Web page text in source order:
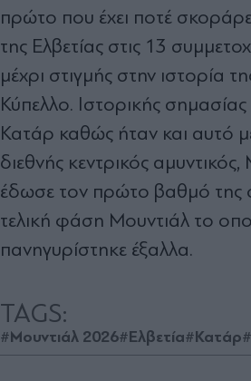
πρώτο που έχει ποτέ
της Ελβετίας στις 13
μέχρι στιγμής στην ιστορία
Κύπελλο. Ιστορικής
Κατάρ καθώς ήταν και αυτό
διεθνής κεντρικός
έδωσε τον πρώτο βαθμό της
τελική φάση Μουντιάλ το
πανηγυρίστηκε έξαλλα.
TAGS:
#Μουντιάλ 2026#Ελβετία#Κατάρ